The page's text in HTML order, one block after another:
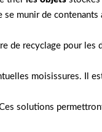
munir de contenants
de recyclage pour les
moisissures. Il
solutions